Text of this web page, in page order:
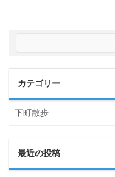
カテゴリー
下町散歩
最近の投稿